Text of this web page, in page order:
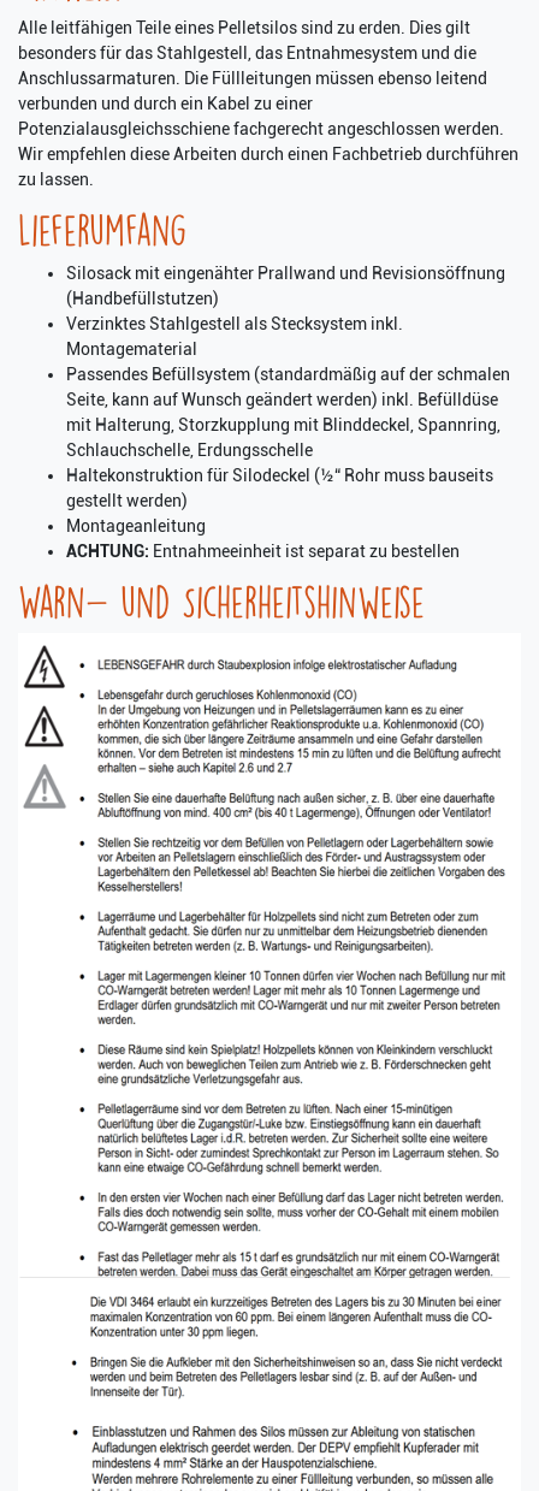
Alle leitfähigen Teile eines Pelletsilos sind zu erden. Dies gilt
besonders für das Stahlgestell, das Entnahmesystem und die
Anschlussarmaturen. Die Füllleitungen müssen ebenso leitend
verbunden und durch ein Kabel zu einer
Potenzialausgleichsschiene fachgerecht angeschlossen werden.
Wir empfehlen diese Arbeiten durch einen Fachbetrieb durchführen
zu lassen.
Lieferumfang
Silosack mit eingenähter Prallwand und Revisionsöffnung
(Handbefüllstutzen)
Verzinktes Stahlgestell als Stecksystem inkl.
Montagematerial
Passendes Befüllsystem (standardmäßig auf der schmalen
Seite, kann auf Wunsch geändert werden) inkl. Befülldüse
mit Halterung, Storzkupplung mit Blinddeckel, Spannring,
Schlauchschelle, Erdungsschelle
Haltekonstruktion für Silodeckel (½“ Rohr muss bauseits
gestellt werden)
Montageanleitung
ACHTUNG: Entnahmeeinheit ist separat zu bestellen
Warn- und Sicherheitshinweise